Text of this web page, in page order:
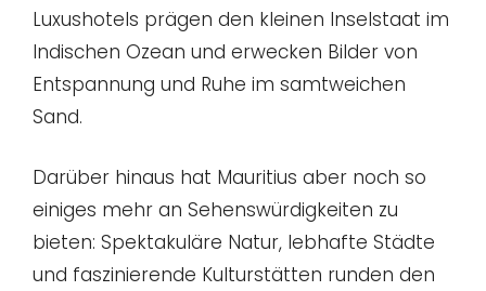
Luxushotels prägen den kleinen Inselstaat im
Indischen Ozean und erwecken Bilder von
Entspannung und Ruhe im samtweichen
Sand.
Darüber hinaus hat Mauritius aber noch so
einiges mehr an Sehenswürdigkeiten zu
bieten: Spektakuläre Natur, lebhafte Städte
und faszinierende Kulturstätten runden den